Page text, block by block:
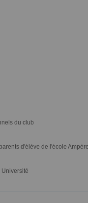
du club
d'élève de l'école